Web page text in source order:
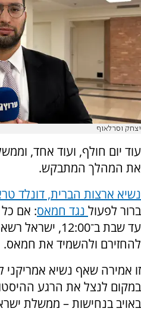
יצחק וסרלאוף
עוד יום חולף, ועוד אחד,
את המהלך המתבקש.
נשיא ארצות הברית, דונלד
ברור לפעול נגד חמאס: אם
עד שבת
להחזירם ולהשמיד את חמאס.
זו אמירה שאף נשיא אמריקני
במקום לנצל את הרגע
באויב בנחישות – ממשלת